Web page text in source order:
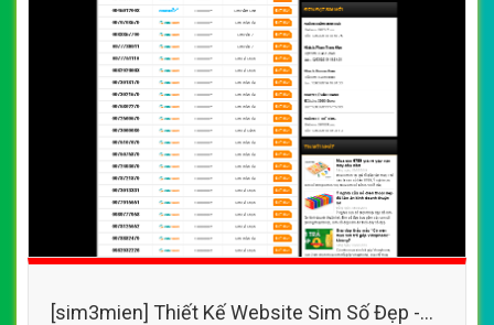
[sim3mien] Thiết Kế Website Sim Số Đẹp -